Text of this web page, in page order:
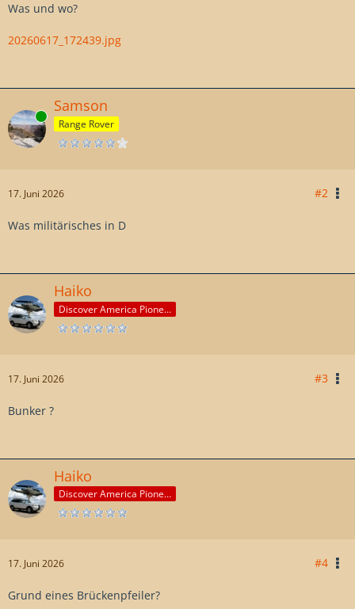
Was und wo?
20260617_172439.jpg
Online
Samson
Range Rover
17. Juni 2026 #2
Was militärisches in D
Haiko
Discover America Pioneer
17. Juni 2026 #3
Bunker ?
Haiko
Discover America Pioneer
17. Juni 2026 #4
Grund eines Brückenpfeiler?